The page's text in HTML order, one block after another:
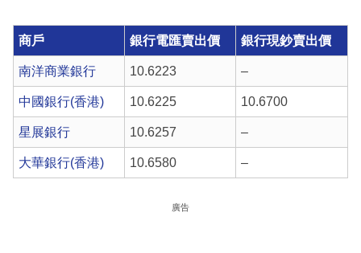
商戶 銀行電匯賣出價 銀行現鈔賣出價
南洋商業銀行 10.6223 –
中國銀行(香港) 10.6225 10.6700
星展銀行 10.6257 –
大華銀行(香港) 10.6580 –
廣告